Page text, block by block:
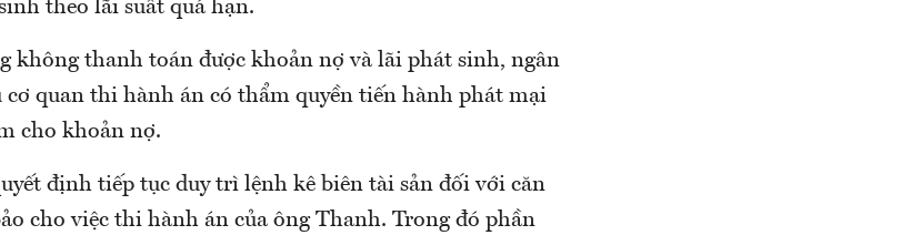
theo lãi suất quá hạn.
không thanh toán được khoản nợ và lãi phát sinh, ngân
cơ quan thi hành án có thẩm quyền tiến hành phát mại
cho khoản nợ.
định tiếp tục duy trì lệnh kê biên tài sản đối với căn
cho việc thi hành án của ông Thanh. Trong đó phần